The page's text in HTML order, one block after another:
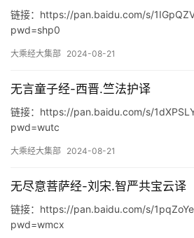
佛
典
家
籍
易
链接：https://pan.baidu.com/s/
pwd=shp0
大乘经大集部 2024-08-21
无言童子经-西晋.竺法护译
链接：https://pan.baidu.com/s/
pwd=wutc
大乘经大集部 2024-08-21
无尽意菩萨经-刘宋.智严共宝云译
链接：https://pan.baidu.com/s/
pwd=wmcx